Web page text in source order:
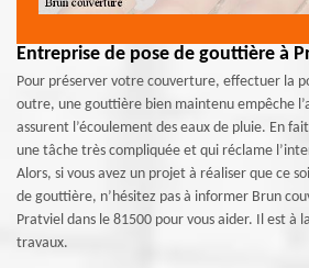
Entreprise de pose de gouttière à
Pour préserver votre couverture, effectuer la
outre, une gouttière bien maintenu empêche
assurent l’écoulement des eaux de pluie. En
une tâche très compliquée et qui réclame
Alors, si vous avez un projet à réaliser que ce
de gouttière, n’hésitez pas à informer Brun
Pratviel dans le 81500 pour vous aider. Il est à
travaux.